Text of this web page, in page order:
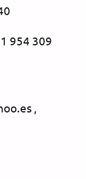
954 309
,